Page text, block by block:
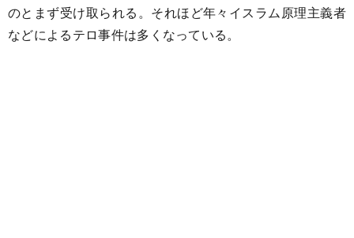
のとまず受け取られる。それほど年々イスラム原理主義者
などによるテロ事件は多くなっている。